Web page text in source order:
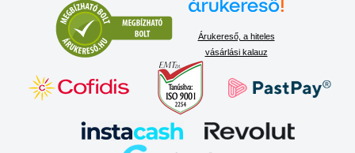
Árukereső, a hiteles
vásárlási kalauz